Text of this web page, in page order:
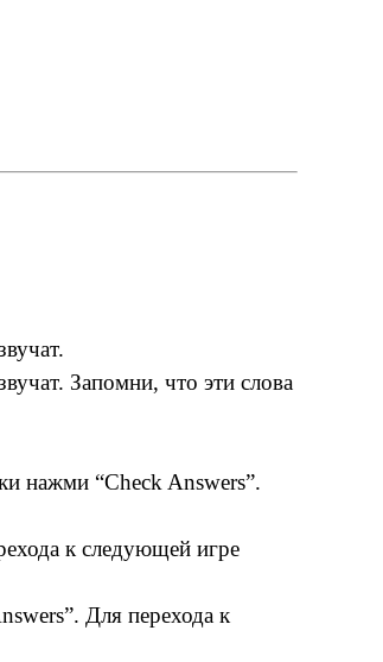
Запомни, что эти слова
нажми “Check Answers”.
к следующей игре
Для перехода к